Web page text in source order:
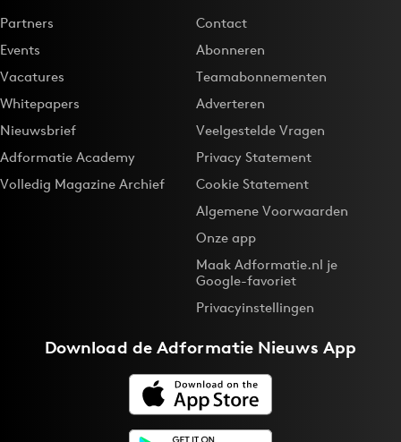
Partners
Events
Vacatures
Whitepapers
Nieuwsbrief
Adformatie Academy
Volledig Magazine Archief
Contact
Abonneren
Teamabonnementen
Adverteren
Veelgestelde Vragen
Privacy Statement
Cookie Statement
Algemene Voorwaarden
Onze app
Maak Adformatie.nl je
Google-favoriet
Privacyinstellingen
Download deAdformatie Nieuws App